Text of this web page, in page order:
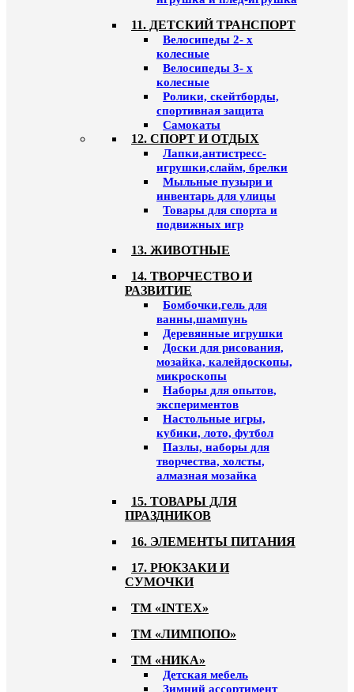
11. ДЕТСКИЙ ТРАНСПОРТ
Велосипеды 2- х
колесные
Велосипеды 3- х
колесные
Ролики, скейтборды,
спортивная защита
Самокаты
12. СПОРТ И ОТДЫХ
Лапки,антистресс-
игрушки,слайм, брелки
Мыльные пузыри и
инвентарь для улицы
Товары для спорта и
подвижных игр
13. ЖИВОТНЫЕ
14. ТВОРЧЕСТВО И
РАЗВИТИЕ
Бомбочки,гель для
ванны,шампунь
Деревянные игрушки
Доски для рисования,
мозайка, калейдоскопы,
микроскопы
Наборы для опытов,
экспериментов
Настольные игры,
кубики, лото, футбол
Пазлы, наборы для
творчества, холсты,
алмазная мозайка
15. ТОВАРЫ ДЛЯ
ПРАЗДНИКОВ
16. ЭЛЕМЕНТЫ ПИТАНИЯ
17. РЮКЗАКИ И
СУМОЧКИ
ТМ «INTEX»
ТМ «ЛИМПОПО»
ТМ «НИКА»
Детская мебель
Зимний ассортимент